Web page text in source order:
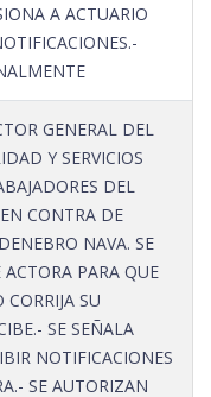
A ACTUARIO
GENERAL DEL
Y SERVICIOS
DEL
CONTRA DE
NAVA. SE
ACTORA PARA QUE
SU
SE SEÑALA
NOTIFICACIONES
SE AUTORIZAN